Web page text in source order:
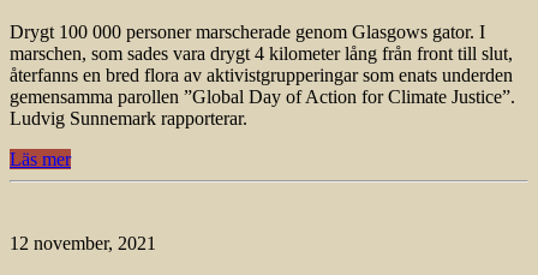
Drygt 100 000 personer marscherade genom Glasgows gator. I
marschen, som sades vara drygt 4 kilometer lång från front till slut,
återfanns en bred flora av aktivistgrupperingar som enats underden
gemensamma parollen ”Global Day of Action for Climate Justice”.
Ludvig Sunnemark rapporterar.
Läs mer
12 november, 2021